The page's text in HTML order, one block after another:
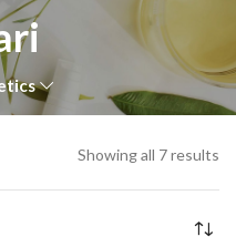
Showing all 7 results